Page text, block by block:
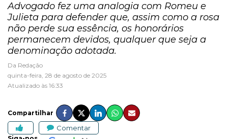
Advogado fez uma analogia com Romeu e
Julieta para defender que, assim como a rosa
não perde sua essência, os honorários
permanecem devidos, qualquer que seja a
denominação adotada.
Da Redação
quinta-feira, 28 de agosto de 2025
Atualizado às 16:33
Compartilhar
Comentar